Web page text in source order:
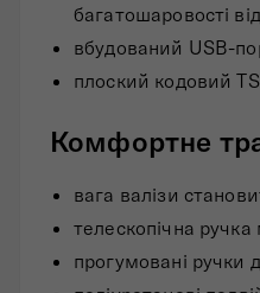
багатошаровості
вбудований USB-
плоский кодовий
Комфортне
вага валізи
телескопічна
прогумовані ручки